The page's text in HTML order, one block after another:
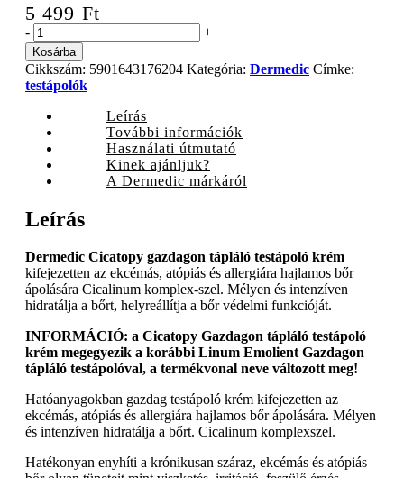
5 499 Ft
Dermedic
Cicatopy
gazdagon
tápláló
testápoló
krém,
quantity
- +
Kosárba
Cikkszám: 5901643176204 Kategória: Dermedic Címke:
testápolók
Leírás
További információk
Használati útmutató
Kinek ajánljuk?
A Dermedic márkáról
Leírás
Dermedic Cicatopy gazdagon tápláló testápoló krém
kifejezetten az ekcémás, atópiás és allergiára hajlamos bőr
ápolására Cicalinum komplex-szel. Mélyen és intenzíven
hidratálja a bőrt, helyreállítja a bőr védelmi funkcióját.
INFORMÁCIÓ: a Cicatopy Gazdagon tápláló testápoló
krém megegyezik a korábbi Linum Emolient Gazdagon
tápláló testápolóval, a termékvonal neve változott meg!
Hatóanyagokban gazdag testápoló krém kifejezetten az
ekcémás, atópiás és allergiára hajlamos bőr ápolására. Mélyen
és intenzíven hidratálja a bőrt. Cicalinum komplexszel.
Hatékonyan enyhíti a krónikusan száraz, ekcémás és atópiás